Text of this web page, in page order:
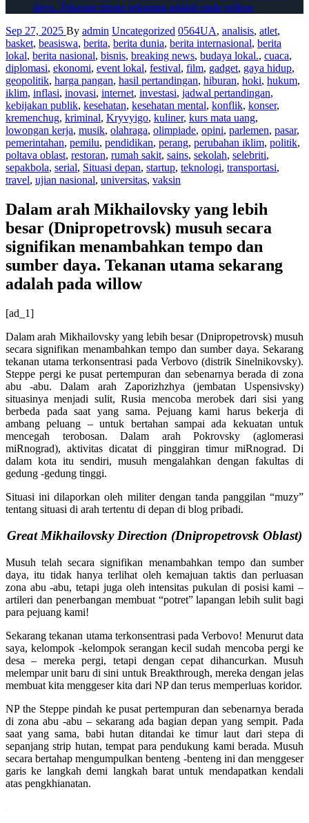
daya. Tekanan utama sekarang adalah pada willow
Sep 27, 2025 By admin Uncategorized 0564UA, analisis, atlet,
basket, beasiswa, berita, berita dunia, berita internasional, berita
lokal, berita nasional, bisnis, breaking news, budaya lokal., cuaca,
diplomasi, ekonomi, event lokal, festival, film, gadget, gaya hidup,
geopolitik, harga pangan, hasil pertandingan, hiburan, hoki, hukum,
iklim, inflasi, inovasi, internet, investasi, jadwal pertandingan,
kebijakan publik, kesehatan, kesehatan mental, konflik, konser,
kremenchug, kriminal, Kryvyigo, kuliner, kurs mata uang,
lowongan kerja, musik, olahraga, olimpiade, opini, parlemen, pasar,
pemerintahan, pemilu, pendidikan, perang, perubahan iklim, politik,
poltava oblast, restoran, rumah sakit, sains, sekolah, selebriti,
sepakbola, serial, Situasi depan, startup, teknologi, transportasi,
travel, ujian nasional, universitas, vaksin
Dalam arah Mikhailovsky yang lebih
besar (Dnipropetrovsk) musuh secara
signifikan menambahkan tempo dan
sumber daya. Tekanan utama sekarang
adalah pada willow
[ad_1]
Dalam arah Mikhailovsky yang lebih besar (Dnipropetrovsk) musuh
secara signifikan menambahkan tempo dan sumber daya. Sekarang
tekanan utama terkonsentrasi pada Verbovo (distrik Sinelnikovsky).
Steppe pergi ke pusat pertempuran dan sebenarnya berada di zona
abu -abu. Dalam arah Zaporizhzhya (jembatan Uspensivsky)
situasinya menjadi sulit, Rusia mencoba merobek dari sisi yang
berbeda pada saat yang sama. Pejuang kami harus bekerja di
ambang peluang – untuk bertahan sampai ada kekuatan untuk
mencegah terobosan. Dalam arah Pokrovsky (aglomerasi
miRnograd), aktivitas dicatat di pinggiran timur miRnograd. Di
dalam kota itu sendiri, musuh mengalahkan dengan fakultas di
gedung -gedung tinggi.
Situasi ini dilaporkan oleh militer dengan tanda panggilan “muzy”
tentang situasi di arah tertentu di depan di blog pribadi.
Great Mikhailovsky Direction (Dnipropetrovsk Oblast)
Musuh telah secara signifikan menambahkan tempo dan sumber
daya, itu tidak hanya terlihat oleh kemajuan taktis dan perluasan
zona abu -abu, tetapi juga oleh intensitas pukulan di posisi kami –
artileri dan penerbangan membuat “potret” lapangan lebih sulit bagi
para pejuang kami!
Sekarang tekanan utama terkonsentrasi pada Verbovo! Menurut data
saya, kelompok -kelompok serangan kecil sudah mencoba pergi ke
desa – mereka pergi, tetapi dengan cepat dihancurkan. Musuh
melempar unit baru di sini untuk Breakthrough, mereka dengan jelas
membuat kita menggeser kita dari NP dan terus memperluas koridor.
NP the Steppe pindah ke pusat pertempuran dan sebenarnya berada
di zona abu -abu – sekarang ada bagian depan yang sempit. Pada
saat yang sama, babi hutan ditandai ke timur laut dari stepa di
sepanjang strip hutan, tempat para pendukung kami berada. Musuh
secara bertahap mengumpulkan benteng -benteng ini dan menggeser
garis ke langkah demi langkah barat untuk mendapatkan kendali
atas pengkhianatan.